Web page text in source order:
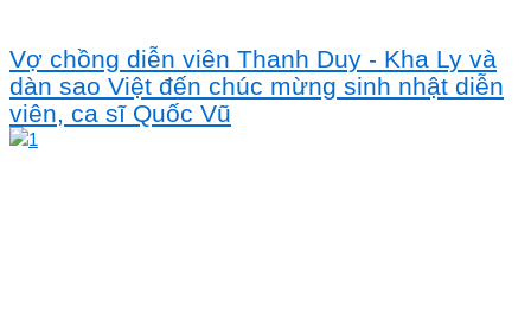
Vợ chồng diễn viên Thanh Duy - Kha Ly và
dàn sao Việt đến chúc mừng sinh nhật diễn
viên, ca sĩ Quốc Vũ